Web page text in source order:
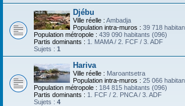
Djébu
Ville réelle : Ambadja
Population intra-muros : 39 718
Population métropole : 439 090 habitants (096)
Partis dominants : 1. MAMA / 2. FCF / 3. ADF
Sujets : 1
Hariva
Ville réelle : Maroantsetra
Population intra-muros : 25 066
Population métropole : 184 815 habitants (096)
Partis dominants : 1. FCF / 2. PNCA / 3. ADF
Sujets : 4